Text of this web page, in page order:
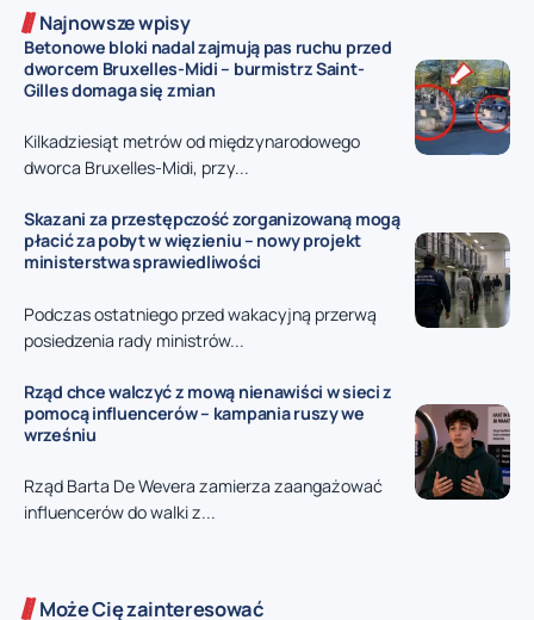
Najnowsze wpisy
Betonowe bloki nadal zajmują pas ruchu przed
dworcem Bruxelles-Midi – burmistrz Saint-
Gilles domaga się zmian
Kilkadziesiąt metrów od międzynarodowego
dworca Bruxelles-Midi, przy...
Skazani za przestępczość zorganizowaną mogą
płacić za pobyt w więzieniu – nowy projekt
ministerstwa sprawiedliwości
Podczas ostatniego przed wakacyjną przerwą
posiedzenia rady ministrów...
Rząd chce walczyć z mową nienawiści w sieci z
pomocą influencerów – kampania ruszy we
wrześniu
Rząd Barta De Wevera zamierza zaangażować
influencerów do walki z...
Może Cię zainteresować